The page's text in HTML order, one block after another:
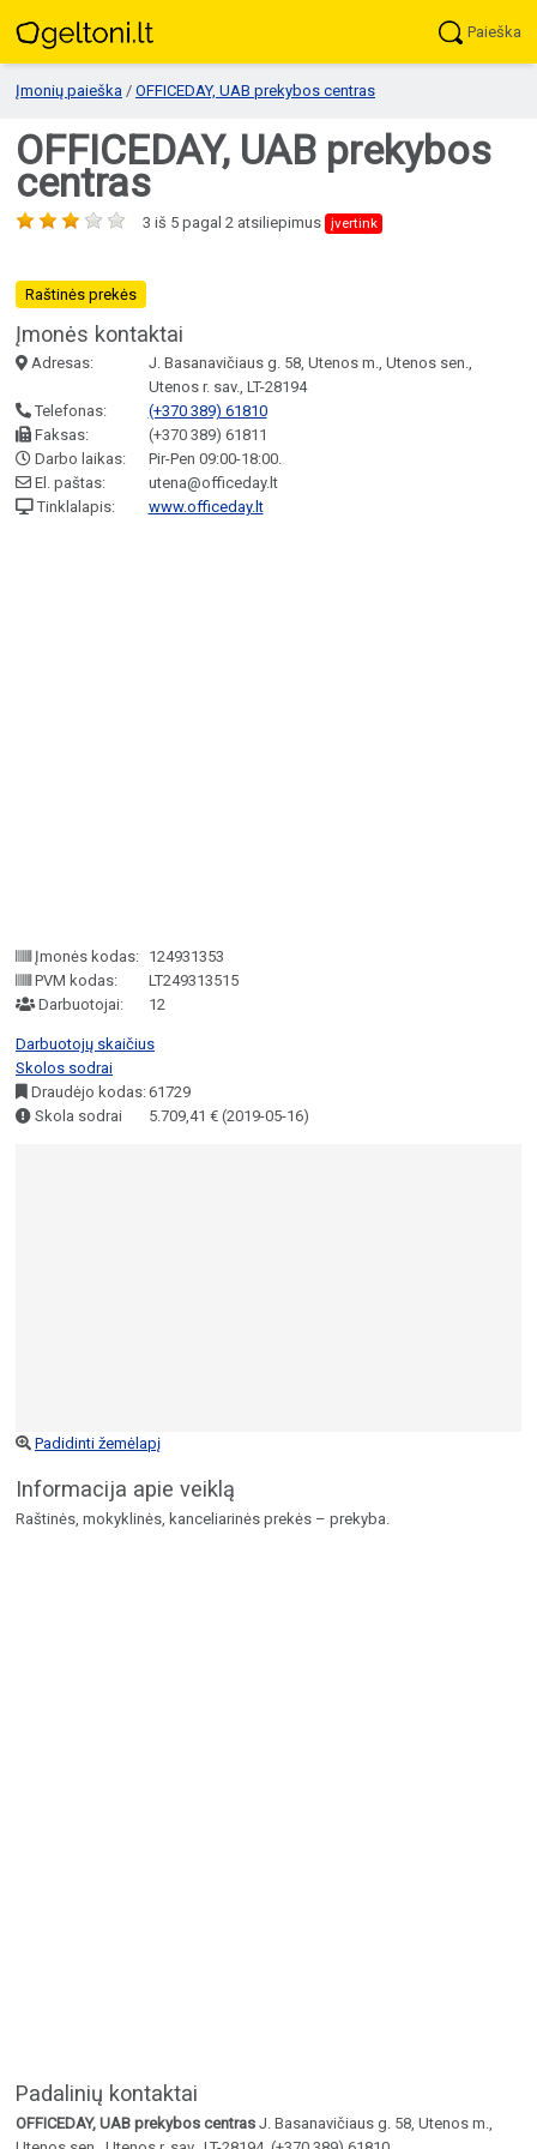
Paieška
Įmonių paieška / OFFICEDAY, UAB prekybos centras
OFFICEDAY, UAB prekybos
centras
3 iš 5 pagal 2 atsiliepimus įvertink
Raštinės prekės
Įmonės kontaktai
Adresas:
J. Basanavičiaus g. 58, Utenos m., Utenos sen.,
Utenos r. sav., LT-28194
Telefonas:
(+370 389) 61810
Faksas:
(+370 389) 61811
Darbo laikas:
Pir-Pen 09:00-18:00.
El. paštas:
utena@officeday.lt
Tinklalapis:
www.officeday.lt
Įmonės kodas: 124931353
PVM kodas:
LT249313515
Darbuotojai:
12
Darbuotojų skaičius
Skolos sodrai
Draudėjo kodas:61729
Skola sodrai
5.709,41 € (2019-05-16)
Padidinti žemėlapį
Informacija apie veiklą
Raštinės, mokyklinės, kanceliarinės prekės – prekyba.
Padalinių kontaktai
OFFICEDAY, UAB prekybos centras J. Basanavičiaus g. 58, Utenos m.,